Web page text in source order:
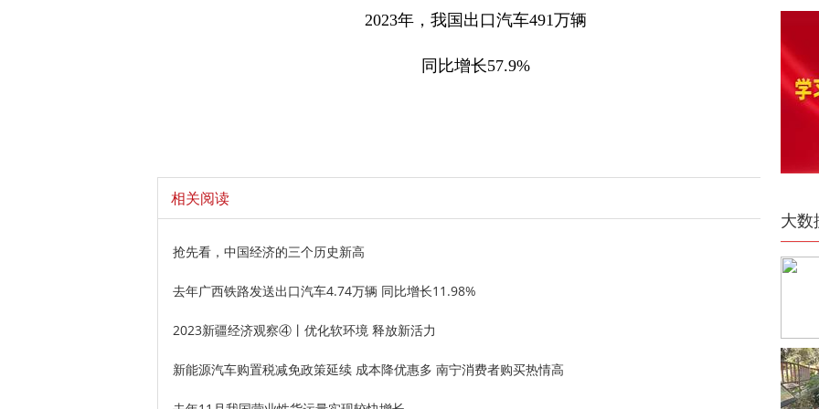
2023年，我国出口汽车491万辆
同比增长57.9%
相关阅读
抢先看，中国经济的三个历史新高
去年广西铁路发送出口汽车4.74万辆 同比增长11.98%
2023新疆经济观察④丨优化软环境 释放新活力
新能源汽车购置税减免政策延续 成本降优惠多 南宁消费者购买热情高
大数